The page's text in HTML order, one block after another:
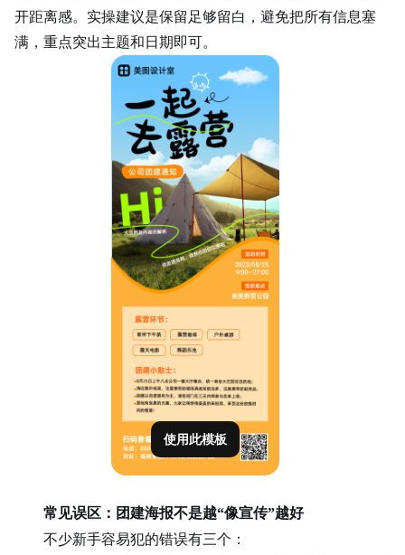
开距离感。实操建议是保留足够留白，避免把所有信息塞
满，重点突出主题和日期即可。
使用此模板
常见误区：团建海报不是越“像宣传”越好
不少新手容易犯的错误有三个：